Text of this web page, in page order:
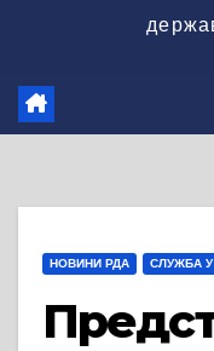
НОВИНИ РДА СЛУЖБА У